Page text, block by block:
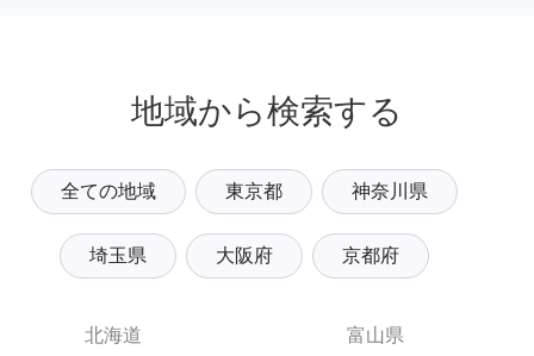
地域から検索する
全ての地域 東京都 神奈川県
埼玉県 大阪府 京都府
北海道
富山県